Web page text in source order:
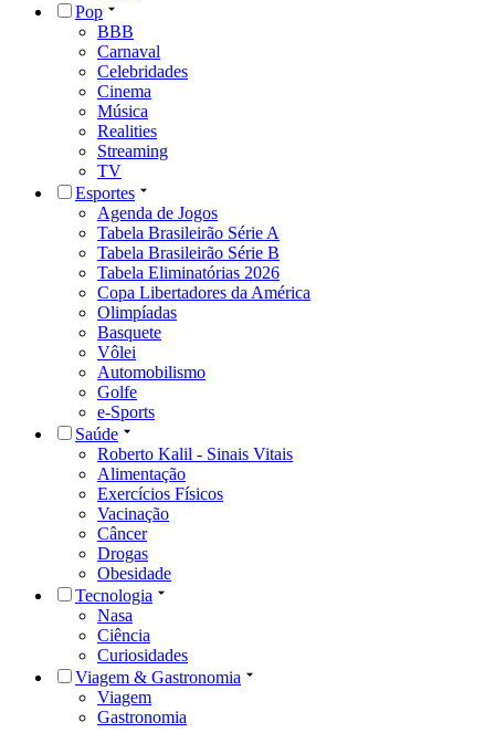
Pop
BBB
Carnaval
Celebridades
Cinema
Música
Realities
Streaming
TV
Esportes
Agenda de Jogos
Tabela Brasileirão Série A
Tabela Brasileirão Série B
Tabela Eliminatórias 2026
Copa Libertadores da América
Olimpíadas
Basquete
Vôlei
Automobilismo
Golfe
e-Sports
Saúde
Roberto Kalil - Sinais Vitais
Alimentação
Exercícios Físicos
Vacinação
Câncer
Drogas
Obesidade
Tecnologia
Nasa
Ciência
Curiosidades
Viagem & Gastronomia
Viagem
Gastronomia